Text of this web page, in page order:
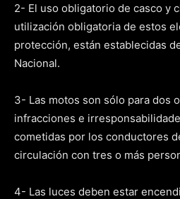
2- El uso obligatorio de casco y
utilización obligatoria de estos
protección, están establecidas
Nacional.
3- Las motos son sólo para dos
infracciones e
cometidas por los conductores
circulación con tres o más
4- Las luces deben estar